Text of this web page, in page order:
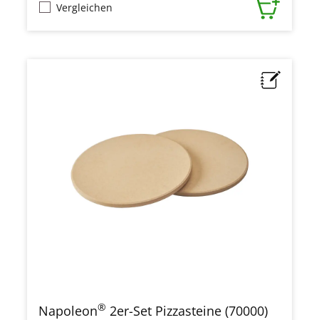
Vergleichen
Napoleon® 2er-Set Pizzasteine (70000)